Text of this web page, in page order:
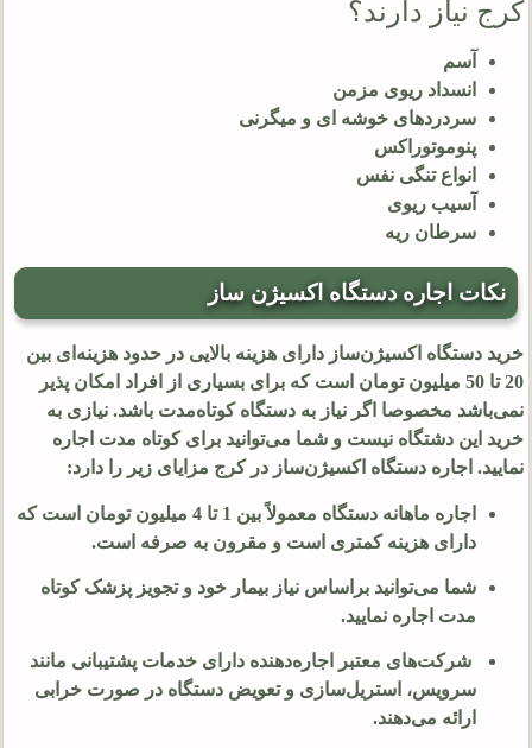
کرج نیاز دارند؟
آسم
انسداد ریوی مزمن
سردردهای خوشه ای و میگرنی
پنوموتوراکس
انواع تنگی نفس
آسیب ریوی
سرطان ریه
نکات اجاره دستگاه اکسیژن ساز
خرید دستگاه اکسیژن‌ساز دارای هزینه بالایی در حدود هزینه‌ای بین
20 تا 50 میلیون تومان است که برای بسیاری از افراد امکان پذیر
نمی‌باشد مخصوصا اگر نیاز به دستگاه کوتاه‌مدت باشد. نیازی به
خرید این دشتگاه نیست و شما می‌توانید برای کوتاه مدت اجاره
نمایید. اجاره دستگاه اکسیژن‌ساز در کرج مزایای زیر را دارد:
اجاره ماهانه دستگاه معمولاً بین 1 تا 4 میلیون تومان است که
دارای هزینه کمتری است و مقرون به صرفه است.
شما می‌توانید براساس نیاز بیمار خود و تجویز پزشک کوتاه
مدت اجاره نمایید.
شرکت‌های معتبر اجاره‌دهنده دارای خدمات پشتیبانی مانند
سرویس، استریل‌سازی و تعویض دستگاه در صورت خرابی
ارائه می‌دهند.